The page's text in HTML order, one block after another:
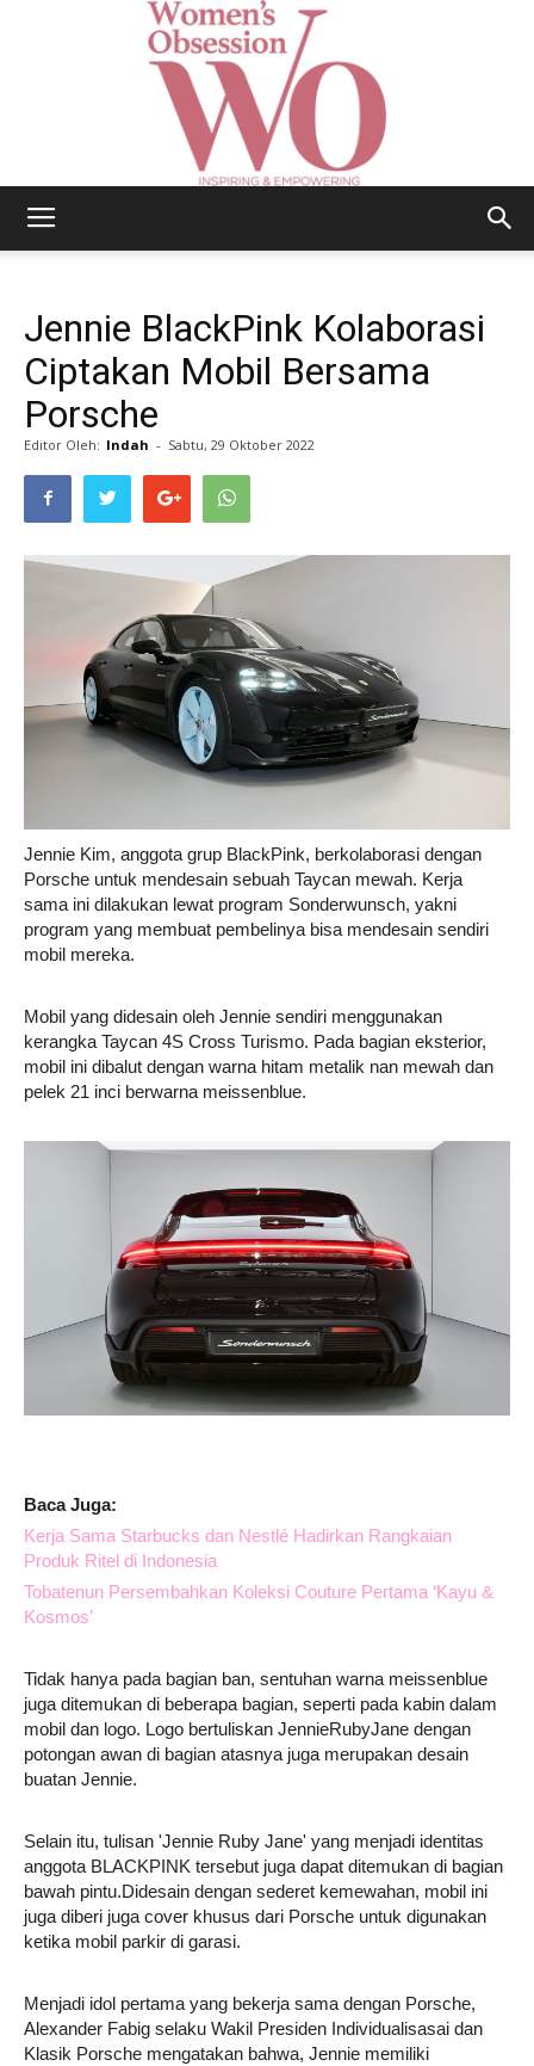
Obsession
|
Life
Career
Style
Jennie BlackPink Kolaborasi
Ciptakan Mobil Bersama
Porsche
Editor Oleh: Indah - Sabtu, 29 Oktober 2022
Jennie Kim, anggota grup BlackPink, berkolaborasi dengan
Porsche untuk mendesain sebuah Taycan mewah. Kerja
sama ini dilakukan lewat program Sonderwunsch, yakni
program yang membuat pembelinya bisa mendesain sendiri
mobil mereka.
Mobil yang didesain oleh Jennie sendiri menggunakan
kerangka Taycan 4S Cross Turismo. Pada bagian eksterior,
mobil ini dibalut dengan warna hitam metalik nan mewah dan
pelek 21 inci berwarna meissenblue.
Baca Juga:
Kerja Sama Starbucks dan Nestlé Hadirkan Rangkaian
Produk Ritel di Indonesia
Tobatenun Persembahkan Koleksi Couture Pertama ‘Kayu &
Kosmos’
Tidak hanya pada bagian ban, sentuhan warna meissenblue
juga ditemukan di beberapa bagian, seperti pada kabin dalam
mobil dan logo. Logo bertuliskan JennieRubyJane dengan
potongan awan di bagian atasnya juga merupakan desain
buatan Jennie.
Selain itu, tulisan 'Jennie Ruby Jane' yang menjadi identitas
anggota BLACKPINK tersebut juga dapat ditemukan di bagian
bawah pintu.Didesain dengan sederet kemewahan, mobil ini
juga diberi juga cover khusus dari Porsche untuk digunakan
ketika mobil parkir di garasi.
Menjadi idol pertama yang bekerja sama dengan Porsche,
Alexander Fabig selaku Wakil Presiden Individualisasai dan
Klasik Porsche mengatakan bahwa, Jennie memiliki